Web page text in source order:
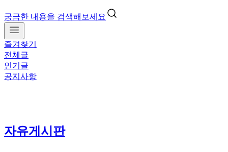
궁금한 내용을 검색해보세요
즐겨찾기
전체글
인기글
공지사항
자유게시판